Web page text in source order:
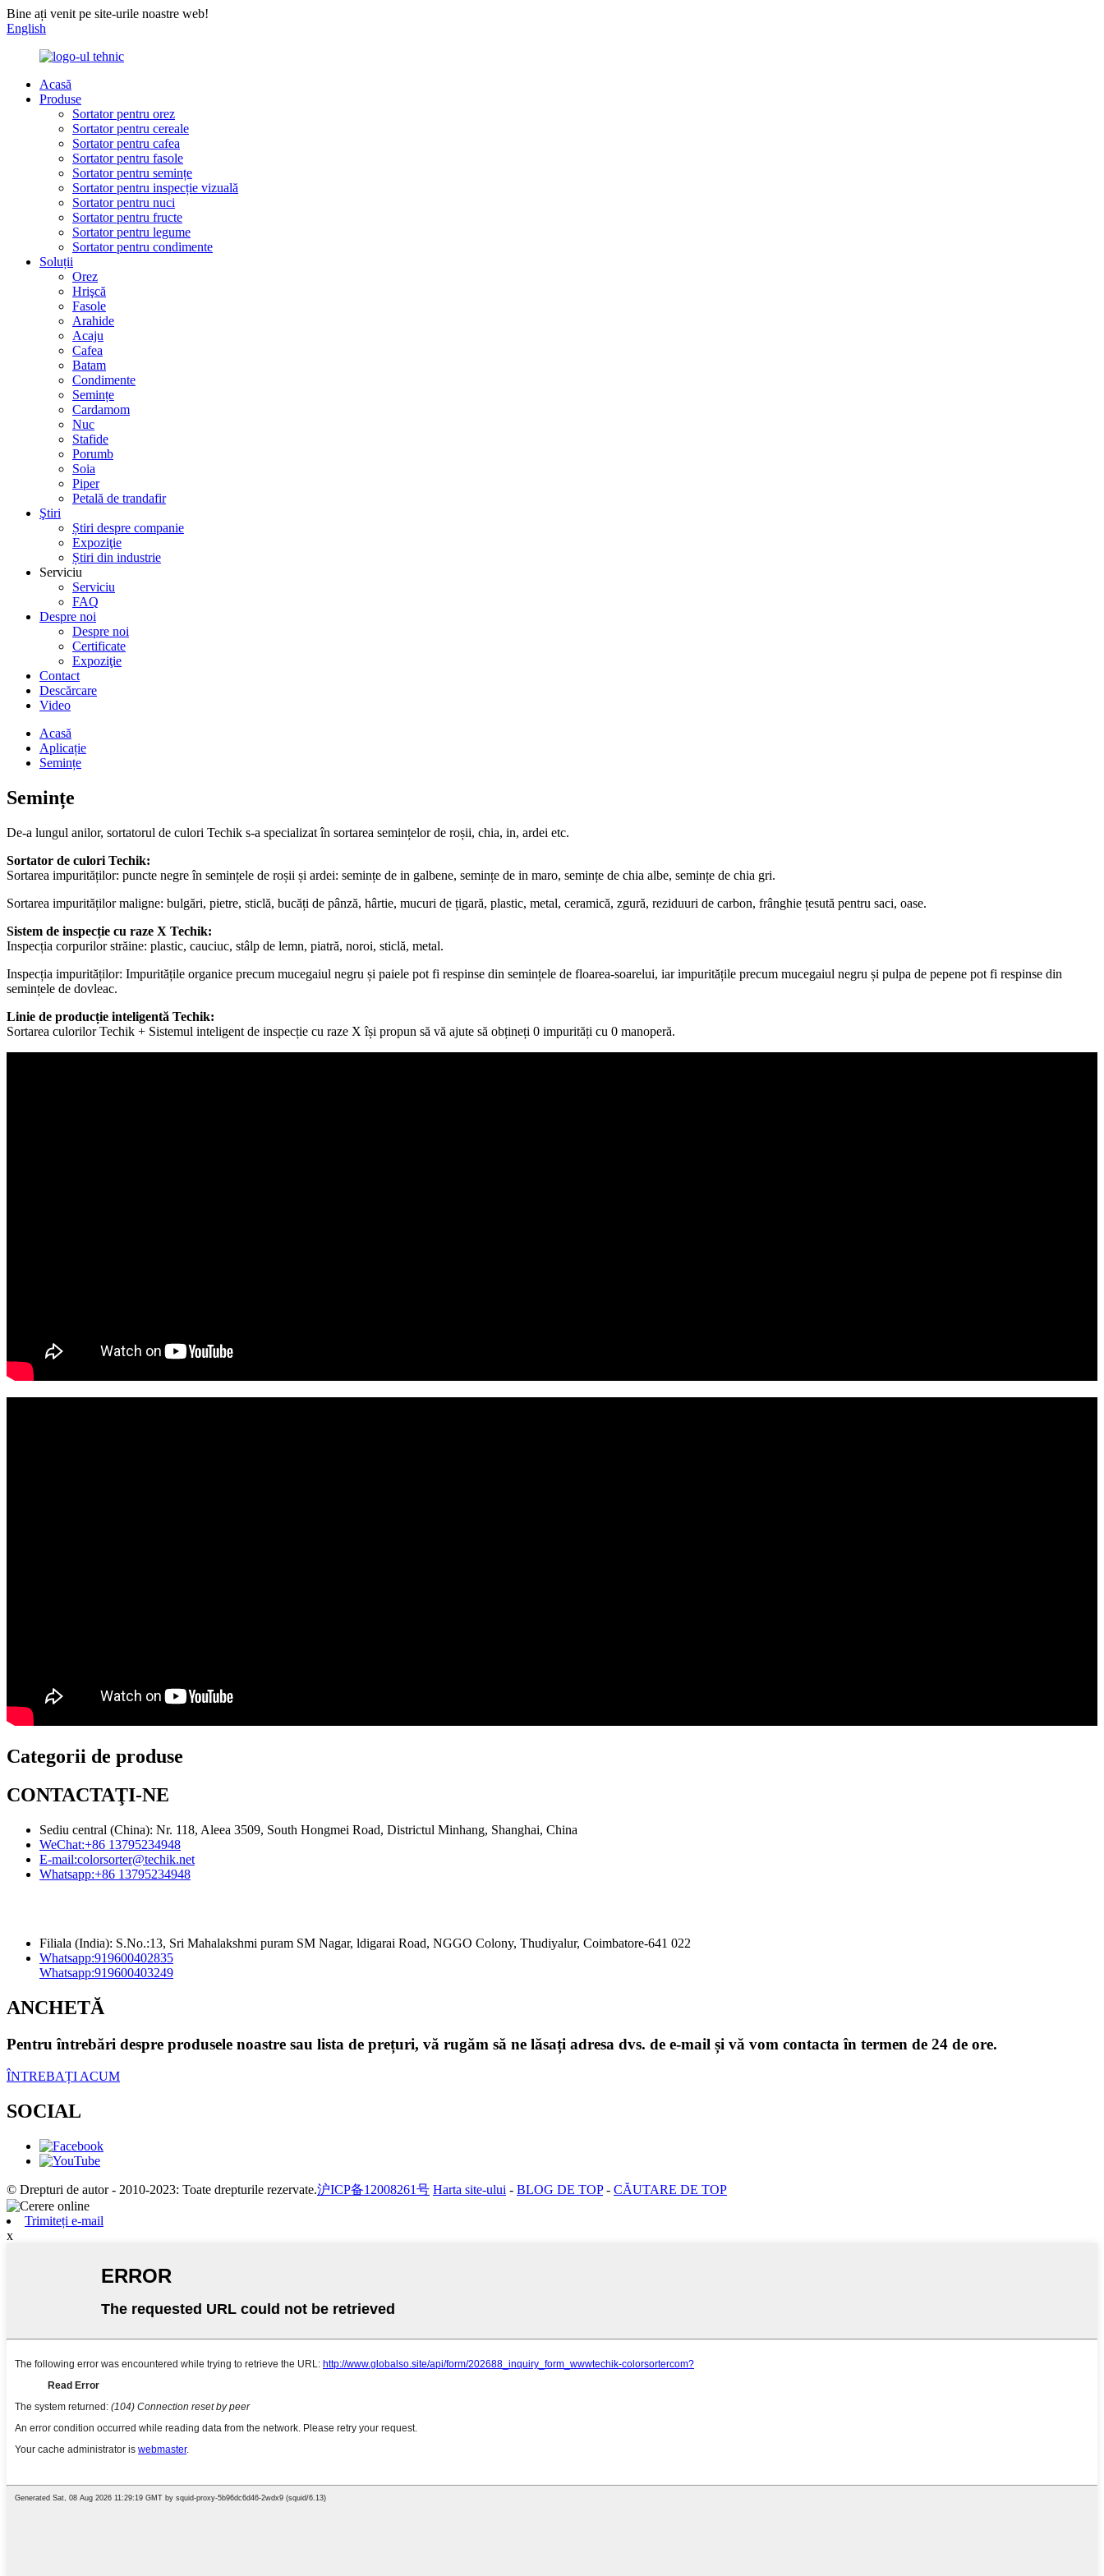
Bine ați venit pe site-urile noastre web!
English
Acasă
Produse
Sortator pentru orez
Sortator pentru cereale
Sortator pentru cafea
Sortator pentru fasole
Sortator pentru semințe
Sortator pentru inspecție vizuală
Sortator pentru nuci
Sortator pentru fructe
Sortator pentru legume
Sortator pentru condimente
Soluții
Orez
Hrişcă
Fasole
Arahide
Acaju
Cafea
Batam
Condimente
Semințe
Cardamom
Nuc
Stafide
Porumb
Soia
Piper
Petală de trandafir
Ştiri
Știri despre companie
Expoziţie
Știri din industrie
Serviciu
Serviciu
FAQ
Despre noi
Despre noi
Certificate
Expoziţie
Contact
Descărcare
Video
Acasă
Aplicație
Semințe
Semințe
De-a lungul anilor, sortatorul de culori Techik s-a specializat în sortarea semințelor de roșii, chia, in, ardei etc.
Sortator de culori Techik:
Sortarea impurităților: puncte negre în semințele de roșii și ardei: semințe de in galbene, semințe de in maro, semințe de chia albe, semințe de chia gri.
Sortarea impurităților maligne: bulgări, pietre, sticlă, bucăți de pânză, hârtie, mucuri de țigară, plastic, metal, ceramică, zgură, reziduuri de carbon, frânghie țesută pentru saci, oase.
Sistem de inspecție cu raze X Techik:
Inspecția corpurilor străine: plastic, cauciuc, stâlp de lemn, piatră, noroi, sticlă, metal.
Inspecția impurităților: Impuritățile organice precum mucegaiul negru și paiele pot fi respinse din semințele de floarea-soarelui, iar impuritățile precum mucegaiul negru și pulpa de pepene pot fi respinse din
semințele de dovleac.
Linie de producție inteligentă Techik:
Sortarea culorilor Techik + Sistemul inteligent de inspecție cu raze X își propun să vă ajute să obțineți 0 impurități cu 0 manoperă.
Categorii de produse
CONTACTAŢI-NE
Sediu central (China): Nr. 118, Aleea 3509, South Hongmei Road, Districtul Minhang, Shanghai, China
WeChat:+86 13795234948
E-mail:colorsorter@techik.net
Whatsapp:+86 13795234948
Filiala (India): S.No.:13, Sri Mahalakshmi puram SM Nagar, ldigarai Road, NGGO Colony, Thudiyalur, Coimbatore-641 022
Whatsapp:919600402835
Whatsapp:919600403249
ANCHETĂ
Pentru întrebări despre produsele noastre sau lista de prețuri, vă rugăm să ne lăsați adresa dvs. de e-mail și vă vom contacta în termen de 24 de ore.
ÎNTREBAȚI ACUM
SOCIAL
© Drepturi de autor - 2010-2023: Toate drepturile rezervate.沪ICP备12008261号 Harta site-ului - BLOG DE TOP- CĂUTARE DE TOP
Trimiteți e-mail
x